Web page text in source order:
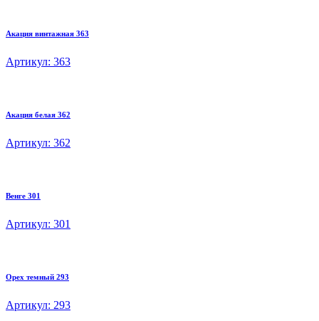
Акация винтажная 363
Артикул: 363
Акация белая 362
Артикул: 362
Венге 301
Артикул: 301
Орех темный 293
Артикул: 293